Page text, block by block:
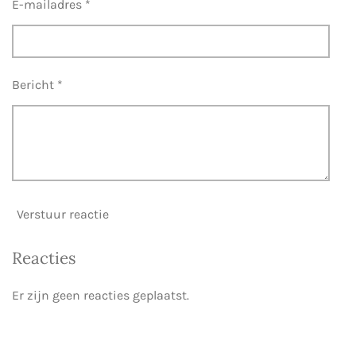
E-mailadres *
Bericht *
Verstuur reactie
Reacties
Er zijn geen reacties geplaatst.